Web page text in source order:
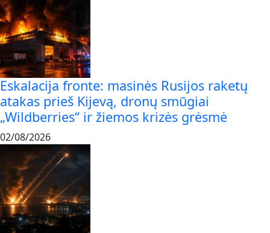
Eskalacija fronte: masinės Rusijos raketų
atakas prieš Kijevą, dronų smūgiai
„Wildberries“ ir žiemos krizės grėsmė
02/08/2026